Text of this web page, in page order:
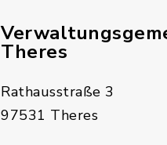
Theres
Rathausstraße 3
97531 Theres